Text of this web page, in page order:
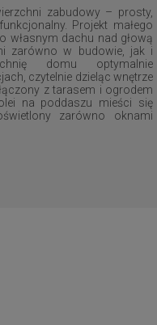
zabudowy – prosty,
Projekt małego
własnym dachu nad głową
zarówno w budowie, jak i
domu optymalnie
czytelnie dzieląc wnętrze
z tarasem i ogrodem
na poddaszu mieści się
zarówno oknami